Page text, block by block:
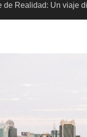
viaje distópico